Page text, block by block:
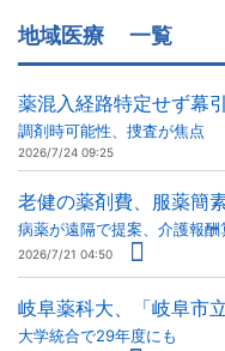
地域医療 一覧
薬混入経路特定せず幕
調剤時可能性、捜査が焦点
2026/7/24 09:25
老健の薬剤費、服薬簡
病薬が遠隔で提案、介護報
2026/7/21 04:50
岐阜薬科大、「岐阜市
大学統合で29年度にも